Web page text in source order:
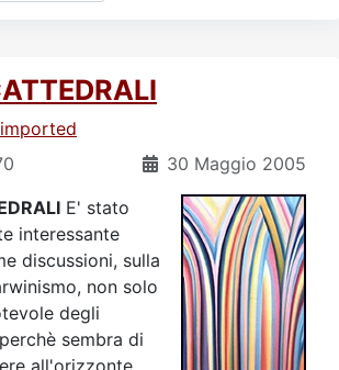
imported
30 Maggio 2005
E' stato
interessante
discussioni, sulla
non solo
degli
sembra di
all'orizzonte